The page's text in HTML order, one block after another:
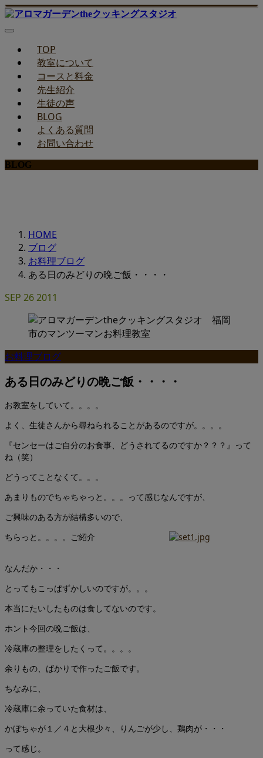
TOP
教室について
コースと料金
先生紹介
生徒の声
BLOG
よくある質問
お問い合わせ
BLOG
HOME
ブログ
お料理ブログ
ある日のみどりの晩ご飯・・・・
SEP 262011
お料理ブログ
ある日のみどりの晩ご飯・・・・
お教室をしていて。。。。
よく、生徒さんから尋ねられることがあるのですが。。。。
『センセーはご自分のお食事、どうされてるのですか？？？』って
ね（笑）
どうってことなくて。。。
あまりものでちゃちゃっと。。。って感じなんですが、
ご興味のある方が結構多いので、
ちらっと。。。。ご紹介
なんだか・・・
とってもこっぱずかしいのですが。。。
本当にたいしたものは食してないのです。
ホント今回の晩ご飯は、
冷蔵庫の整理をしたくって。。。。
余りもの、ばかりで作ったご飯です。
ちなみに、
冷蔵庫に余っていた食材は、
かぼちゃが１／４と大根少々、りんごが少し、鶏肉が・・・
って感じ。